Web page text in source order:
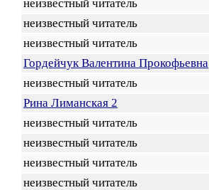
неизвестный читатель
неизвестный читатель
неизвестный читатель
Гордейчук Валентина Прокофьевна
неизвестный читатель
Рина Лиманская 2
неизвестный читатель
неизвестный читатель
неизвестный читатель
неизвестный читатель